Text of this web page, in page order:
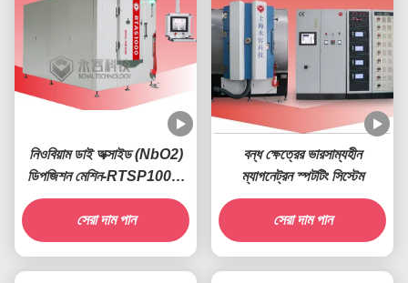
নিওবিয়াম ডাই অক্সাইড (NbO2)
ডিপজিশন মেশিন-RTSP1000-
Nb
সেরা দাম পান
বন্ধ ক্ষেত্রের ভারসাম্যহীন
ম্যাগনেট্রন স্পটটিং সিস্টেম
সেরা দাম পান